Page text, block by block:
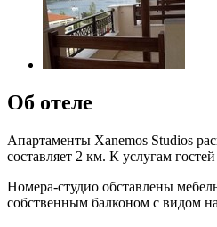
Об отеле
Апартаменты Xanemos Studios
составляет 2 км. К услугам
Номера-студио обставлены
собственным балконом с видом